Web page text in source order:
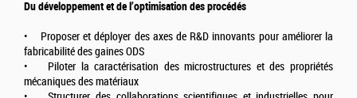
Du développement et de l’optimisation des procédés
• Proposer et déployer des axes de R&D innovants pour améliorer la
fabricabilité des gaines ODS
• Piloter la caractérisation des microstructures et des propriétés
mécaniques des matériaux